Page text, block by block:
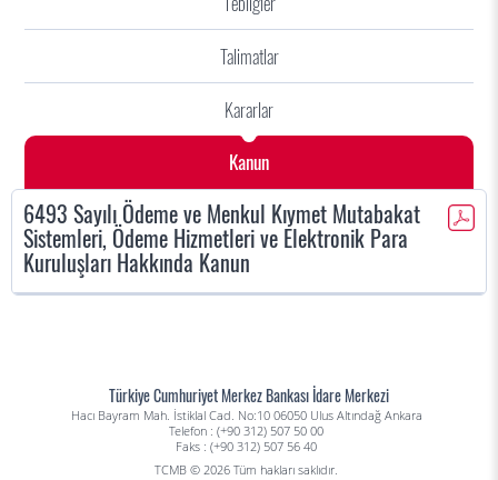
Kanun
Talimatlar
Kararlar
6493 Sayılı Ödeme ve Menkul Kıymet Mutabakat
Sistemleri, Ödeme Hizmetleri ve Elektronik Para
Kuruluşları Hakkında Kanun
Türkiye Cumhuriyet Merkez Bankası İdare Merkezi
Hacı Bayram Mah. İstiklal Cad. No:10 06050 Ulus Altındağ Ankara
Telefon : (+90 312) 507 50 00
Faks : (+90 312) 507 56 40
TCMB © 2026 Tüm hakları saklıdır.